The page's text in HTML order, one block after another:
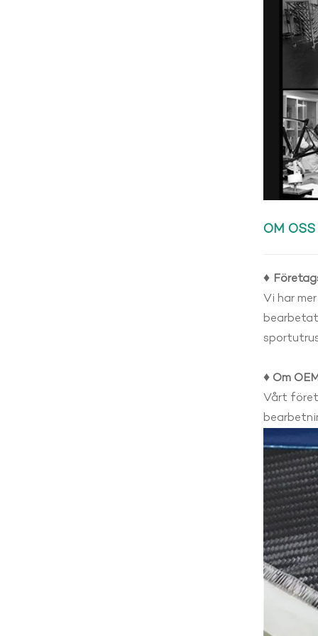
OM OSS
♦
Vi har
♦ Om
Vårt